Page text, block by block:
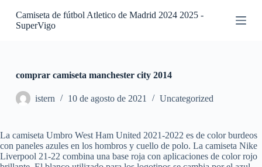
S
e
n
i
Camiseta de fútbol Atletico de Madrid 2024 2025 -
SuperVigo
comprar camiseta manchester city 2014
istern 10 de agosto de 2021 Uncategorized
La camiseta Umbro West Ham United 2021-2022 es de color burdeos
con paneles azules en los hombros y cuello de polo. La camiseta Nike
Liverpool 21-22 combina una base roja con aplicaciones de color rojo